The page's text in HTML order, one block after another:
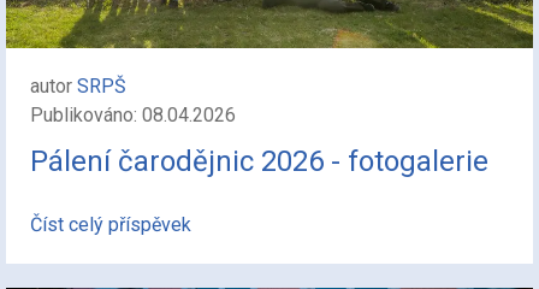
autor SRPŠ
Publikováno: 08.04.2026
Pálení čarodějnic 2026 - fotogalerie
Číst celý příspěvek